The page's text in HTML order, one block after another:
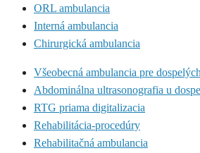
ORL ambulancia
Interná ambulancia
Chirurgická ambulancia
Všeobecná ambulancia pre dospelých
Abdominálna ultrasonografia u
RTG priama digitalizacia
Rehabilitácia-procedúry
Rehabilitačná ambulancia